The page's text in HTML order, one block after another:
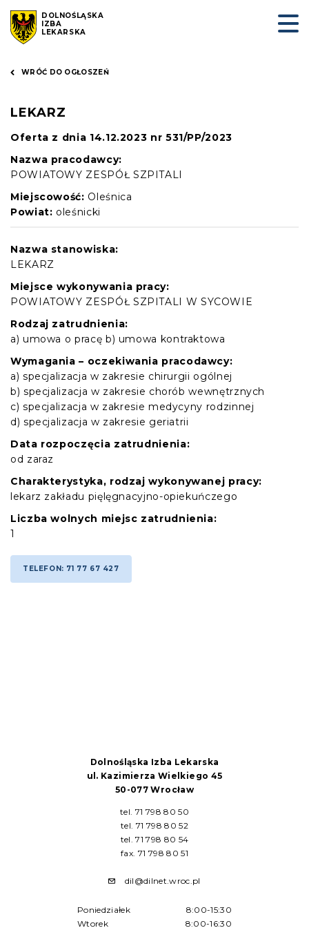
DOLNOŚLĄSKA
IZBA
LEKARSKA
WRÓĆ DO OGŁOSZEŃ
LEKARZ
Oferta z dnia 14.12.2023 nr 531/PP/2023
Nazwa pracodawcy:
POWIATOWY ZESPÓŁ SZPITALI
Miejscowość: Oleśnica
Powiat: oleśnicki
Nazwa stanowiska:
LEKARZ
Miejsce wykonywania pracy:
POWIATOWY ZESPÓŁ SZPITALI W SYCOWIE
Rodzaj zatrudnienia:
a) umowa o pracę b) umowa kontraktowa
Wymagania – oczekiwania pracodawcy:
a) specjalizacja w zakresie chirurgii ogólnej
b) specjalizacja w zakresie chorób wewnętrznych
c) specjalizacja w zakresie medycyny rodzinnej
d) specjalizacja w zakresie geriatrii
Data rozpoczęcia zatrudnienia:
od zaraz
Charakterystyka, rodzaj wykonywanej pracy:
lekarz zakładu pięlęgnacyjno-opiekuńczego
Liczba wolnych miejsc zatrudnienia:
1
TELEFON: 71 77 67 427
Dolnośląska Izba Lekarska
ul. Kazimierza Wielkiego 45
50-077 Wrocław
tel. 71 798 80 50
tel. 71 798 80 52
tel. 71 798 80 54
fax. 71 798 80 51
dil@dilnet.wroc.pl
Poniedziałek
8:00-15:30
Wtorek
8:00-16:30